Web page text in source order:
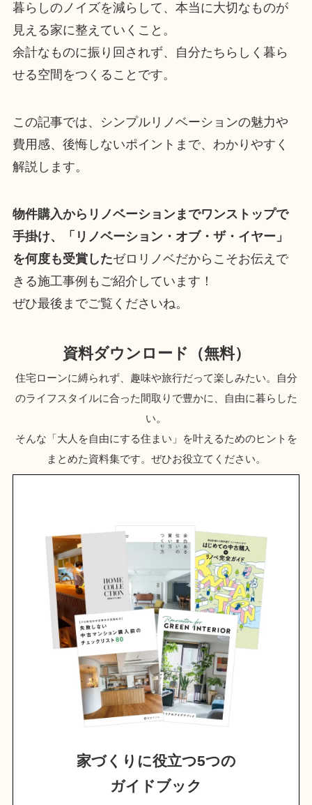
暮らしのノイズを減らして、本当に大切なものが
見える家に整えていくこと。
余計なものに振り回されず、自分たちらしく暮ら
せる空間をつくることです。
この記事では、シンプルリノベーションの魅力や
費用感、後悔しないポイントまで、わかりやすく
解説します。
物件購入からリノベーションまでワンストップで
手掛け、「リノベーション・オブ・ザ・イヤー」
を何度も受賞したゼロリノベだからこそお伝えで
きる施工事例もご紹介しています！
ぜひ最後までご覧くださいね。
資料ダウンロード（無料）
住宅ローンに縛られず、趣味や旅行だって楽しみたい。自分
のライフスタイルに合った間取りで豊かに、自由に暮らした
い。
そんな「大人を自由にする住まい」を叶えるためのヒントを
まとめた資料集です。ぜひお役立てください。
家づくりに役立つ5つの
ガイドブック